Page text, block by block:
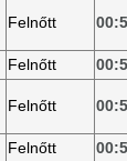
Felnőtt
Felnőtt
Felnőtt
Felnőtt